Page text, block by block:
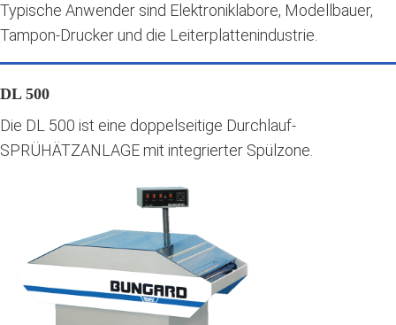
Typische Anwender sind Elektroniklabore, Modellbauer,
Tampon-Drucker und die Leiterplattenindustrie.
DL 500
Die DL 500 ist eine doppelseitige Durchlauf-
SPRÜHÄTZANLAGE mit integrierter Spülzone.